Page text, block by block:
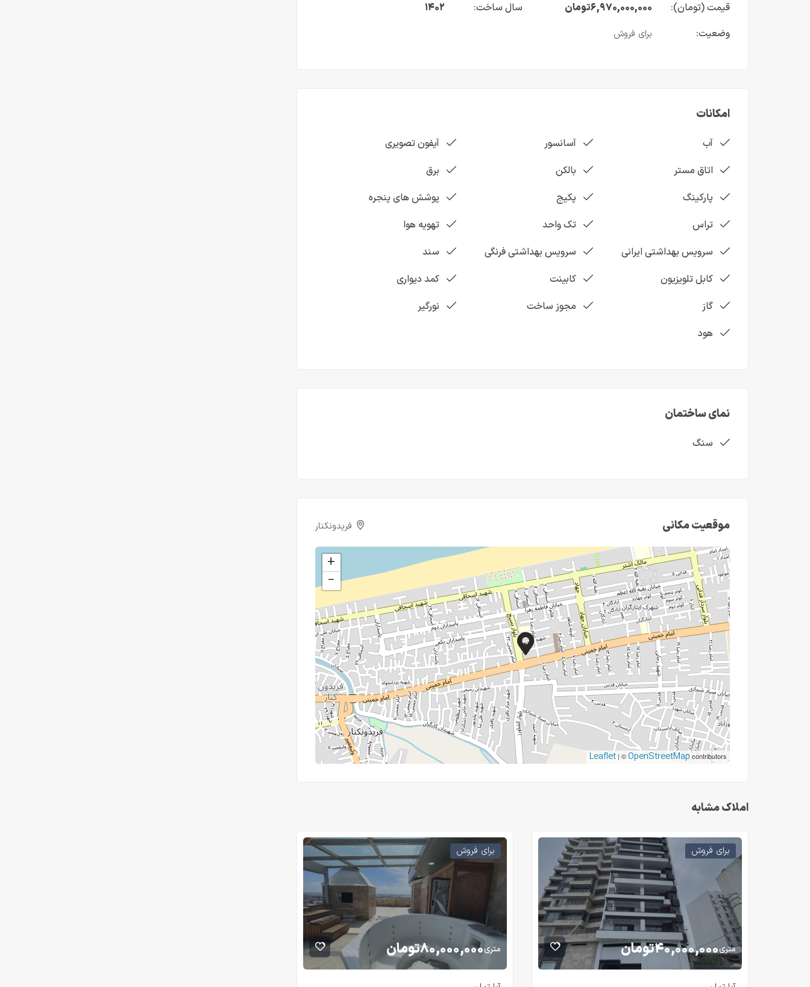
قیمت (تومان):
۶,۹۷۰,۰۰۰,۰۰۰تومان سال ساخت:
۱۴۰۲
وضعیت:
برای فروش
امکانات
آب آسانسور
آیفون تصویری
اتاق مستر
بالکن
برق
پارکینگ
پکیج
پوشش های پنجره
تراس
تک واحد
تهویه هوا
سرویس بهداشتی ایرانی
سرویس بهداشتی فرنگی
سند
کابل تلویزیون
کابینت
کمد دیواری
گاز
مجوز ساخت
نورگیر
هود
نمای ساختمان
سنگ
موقعیت مکانی فریدونکنار
+
−
Leaflet | ©OpenStreetMap contributors
املاک مشابه
برای فروش
متری۴۰,۰۰۰,۰۰۰تومان
برای فروش
متری۸۰,۰۰۰,۰۰۰تومان